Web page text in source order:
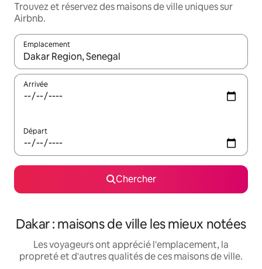
Trouvez et réservez des maisons de ville uniques sur
Airbnb.
Emplacement
Quand les résultats sont affichés, parcourez-les en utilisant
Arrivée
Départ
Chercher
Dakar : maisons de ville les mieux notées
Les voyageurs ont apprécié l'emplacement, la
propreté et d'autres qualités de ces maisons de ville.